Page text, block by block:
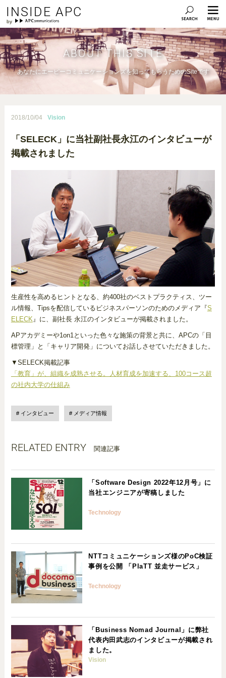
INSIDE APC
ABOUT THIS SITE
あなたにエーピーコミュニケーションズを知ってもらうためのSiteです
2018/10/04 Vision
「SELECK」に当社副社長永江のインタビューが
掲載されました
生産性を高めるヒントとなる、約400社のベストプラクティス、ツー
ル情報、Tipsを配信しているビジネスパーソンのためのメディア『S
ELECK』に、副社長 永江のインタビューが掲載されました。
APアカデミーや1on1といった色々な施策の背景と共に、APCの「目
標管理」と「キャリア開発」についてお話しさせていただきました。
▼SELECK掲載記事
「教育」が、組織を成熟させる。人材育成を加速する、100コース超
の社内大学の仕組み
インタビュー メディア情報
RELATED ENTRY 関連記事
「Software Design 2022年12月号」に
当社エンジニアが寄稿しました
Technology
NTTコミュニケーションズ様のPoC検証
事例を公開 「PlaTT 並走サービス」
Technology
「Business Nomad Journal」に弊社
代表内田武志のインタビューが掲載され
ました。
Vision